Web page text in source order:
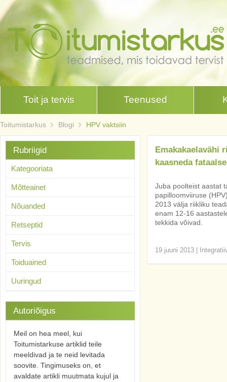
Toit ja tervis Teenused
Toitumistarkus Blogi HPV vaktsiin
Emakakaelavähi
kaasneda
Juba poolteist aastat
papilloomviiruse
2013 välja riikliku
enam 12-16
tekkida võivad.
19 juuni 2013
Rubriigid
Kategooriata
Mõtteainet
Nõuanded
Retseptid
Tervis
Toiduained
Uuringud
Autoriõigus
Meil on hea meel, kui
Toitumistarkuse artiklid teile
meeldivad ja te neid levitada
soovite. Tingimuseks on, et
avaldate artikli muutmata kujul ja